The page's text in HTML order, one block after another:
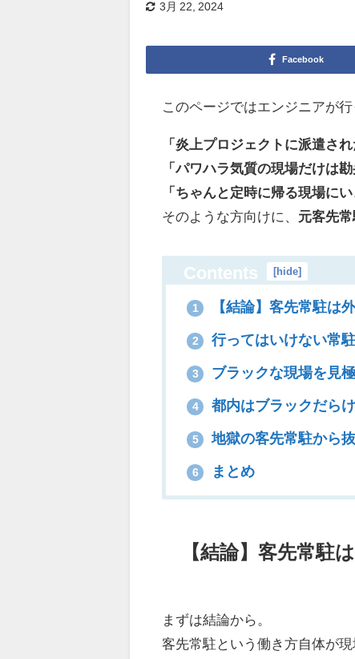
3月 22, 2024
Facebook
このページではエンジニアが
「炎上プロジェクトに派遣され
「パワハラ気質の現場だけは勘
「ちゃんと定時に帰る現場にい
そのような方向けに、 元客先
Contents [hide]
1 【結論】客先常駐は
2 行ってはいけない常
3 ブラックな現場を見
4 都内はブラックだら
5 地獄の客先常駐から
6 まとめ
【結論】客先常駐
まずは結論から。
客先常駐という働き方自体が